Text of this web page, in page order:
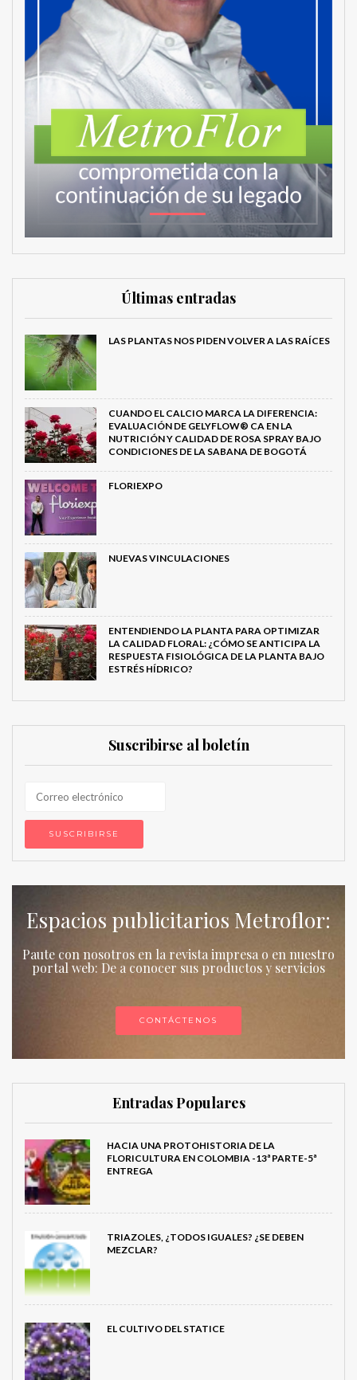
Últimas entradas
LAS PLANTAS NOS PIDEN VOLVER A LAS RAÍCES
CUANDO EL CALCIO MARCA LA DIFERENCIA:
EVALUACIÓN DE GELYFLOW® CA EN LA
NUTRICIÓN Y CALIDAD DE ROSA SPRAY BAJO
CONDICIONES DE LA SABANA DE BOGOTÁ
FLORIEXPO
NUEVAS VINCULACIONES
ENTENDIENDO LA PLANTA PARA OPTIMIZAR
LA CALIDAD FLORAL: ¿CÓMO SE ANTICIPA LA
RESPUESTA FISIOLÓGICA DE LA PLANTA BAJO
ESTRÉS HÍDRICO?
Suscribirse al boletín
Espacios publicitarios Metroflor:
Paute con nosotros en la revista impresa o en nuestro
portal web: De a conocer sus productos y servicios
CONTÁCTENOS
Entradas Populares
HACIA UNA PROTOHISTORIA DE LA
FLORICULTURA EN COLOMBIA -13ª PARTE-5ª
ENTREGA
TRIAZOLES, ¿TODOS IGUALES? ¿SE DEBEN
MEZCLAR?
EL CULTIVO DEL STATICE